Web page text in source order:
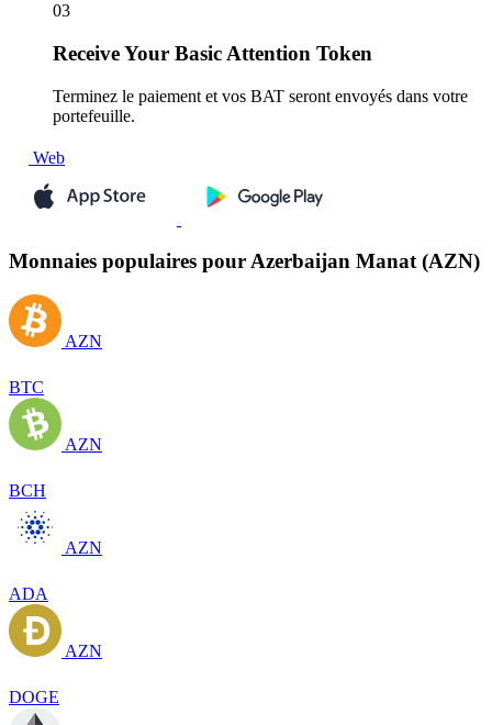
03
ReceiveYour Basic Attention Token
Terminez le paiement et vos BAT seront envoyés dans votre
portefeuille.
Web
Monnaies populaires pour Azerbaijan Manat (AZN)
AZN
BTC
AZN
BCH
AZN
ADA
AZN
DOGE